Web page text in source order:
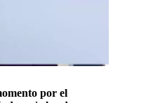
por el